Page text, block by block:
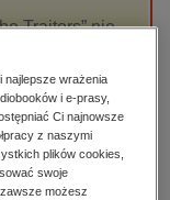
Traitors” nie
najlepsze wrażenia
i e-prasy,
Ci najnowsze
z naszymi
plików cookies,
swoje
możesz